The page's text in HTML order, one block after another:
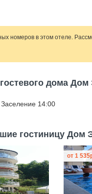
номеров в этом отеле.
дома
Заселение 14:00
гостиницу Дом
от 1 535